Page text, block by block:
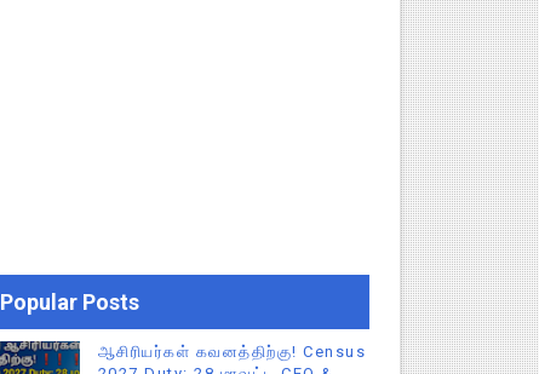
Popular Posts
ஆசிரியர்கள் கவனத்திற்கு! Census